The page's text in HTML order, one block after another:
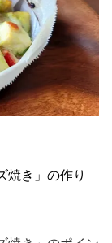
焼き」の作り